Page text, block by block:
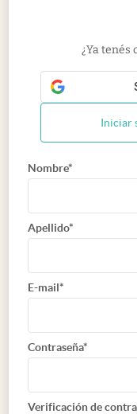
¿Ya tenés
Iniciar
Nombre*
Apellido*
E-mail*
Contraseña*
Verificación de